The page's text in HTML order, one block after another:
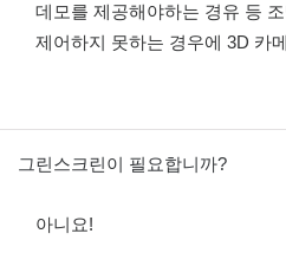
데모를 제공해야하는 경유 등
제어하지 못하는 경우에 3D 카
그린스크린이 필요합니까?
아니요!